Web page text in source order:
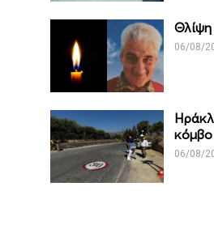
06/08/
06/08/